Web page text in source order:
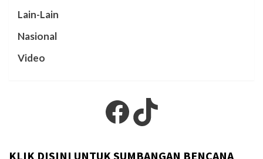
Lain-Lain
Nasional
Video
Facebook
TikTok
KLIK DISINI UNTUK SUMBANGAN BENCANA